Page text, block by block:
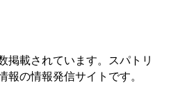
掲載されています。スパトリ
報の情報発信サイトです。